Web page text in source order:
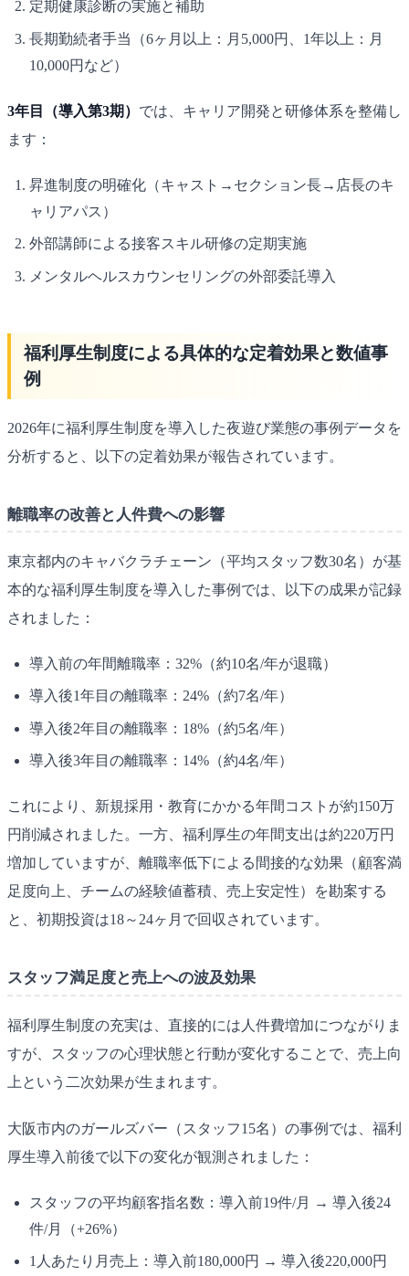
定期健康診断の実施と補助
長期勤続者手当（6ヶ月以上：月5,000円、1年以上：月
10,000円など）
3年目（導入第3期） では、キャリア開発と研修体系を整備し
ます：
昇進制度の明確化（キャスト→セクション長→店長のキ
ャリアパス）
外部講師による接客スキル研修の定期実施
メンタルヘルスカウンセリングの外部委託導入
福利厚生制度による具体的な定着効果と数値事
例
2026年に福利厚生制度を導入した夜遊び業態の事例データを
分析すると、以下の定着効果が報告されています。
離職率の改善と人件費への影響
東京都内のキャバクラチェーン（平均スタッフ数30名）が基
本的な福利厚生制度を導入した事例では、以下の成果が記録
されました：
導入前の年間離職率：32%（約10名/年が退職）
導入後1年目の離職率：24%（約7名/年）
導入後2年目の離職率：18%（約5名/年）
導入後3年目の離職率：14%（約4名/年）
これにより、新規採用・教育にかかる年間コストが約150万
円削減されました。一方、福利厚生の年間支出は約220万円
増加していますが、離職率低下による間接的な効果（顧客満
足度向上、チームの経験値蓄積、売上安定性）を勘案する
と、初期投資は18～24ヶ月で回収されています。
スタッフ満足度と売上への波及効果
福利厚生制度の充実は、直接的には人件費増加につながりま
すが、スタッフの心理状態と行動が変化することで、売上向
上という二次効果が生まれます。
大阪市内のガールズバー（スタッフ15名）の事例では、福利
厚生導入前後で以下の変化が観測されました：
スタッフの平均顧客指名数：導入前19件/月 → 導入後24
件/月（+26%）
1人あたり月売上：導入前180,000円 → 導入後220,000円